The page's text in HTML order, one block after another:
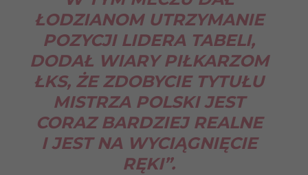
ŁODZIANOM UTRZYMANIE
POZYCJI LIDERA TABELI,
DODAŁ WIARY PIŁKARZOM
ŁKS, ŻE ZDOBYCIE TYTUŁU
MISTRZA POLSKI JEST
CORAZ BARDZIEJ REALNE
I JEST NA WYCIĄGNIĘCIE
RĘKI”.